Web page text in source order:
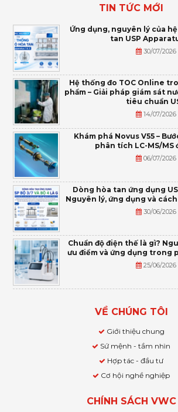
TIN TỨC MỚI
Ứng dụng, nguyên lý của
tan USP
30/07/2026
Hệ thống đo TOC Online
phẩm – Giải pháp giám sát
tiêu chuẩn
14/07/2026
Khám phá Novus V55 –
phân tích LC-MS/MS
06/07/2026
Dòng hòa tan ứng dụng
Nguyên lý, ứng dụng và
30/06/2026
Chuẩn độ điện thế là gì?
ưu điểm và ứng dụng trong
25/06/2026
VỀ CHÚNG TÔI
Giới thiệu chung
Sứ mệnh - tầm nhìn
Hợp tác - đầu tư
Cơ hội nghề nghiệp
CHÍNH SÁCH VWC